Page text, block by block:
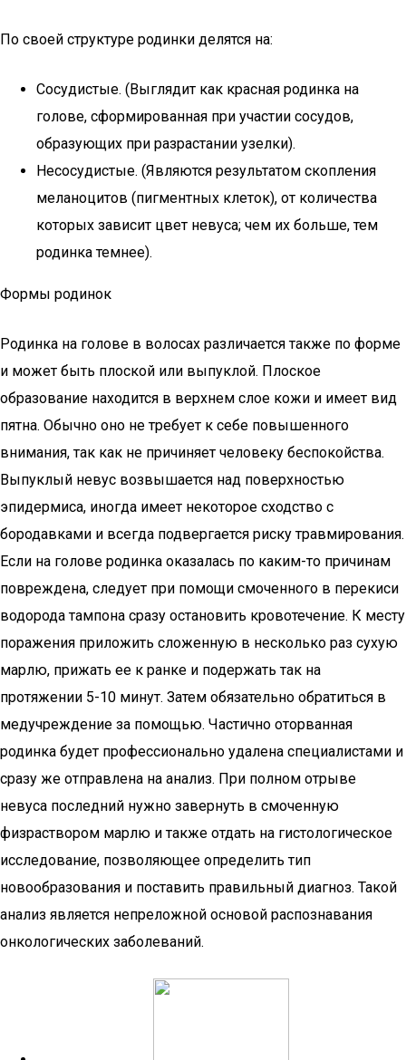
По своей структуре родинки делятся на:
Сосудистые. (Выглядит как красная родинка на
голове, сформированная при участии сосудов,
образующих при разрастании узелки).
Несосудистые. (Являются результатом скопления
меланоцитов (пигментных клеток), от количества
которых зависит цвет невуса; чем их больше, тем
родинка темнее).
Формы родинок
Родинка на голове в волосах различается также по форме
и может быть плоской или выпуклой. Плоское
образование находится в верхнем слое кожи и имеет вид
пятна. Обычно оно не требует к себе повышенного
внимания, так как не причиняет человеку беспокойства.
Выпуклый невус возвышается над поверхностью
эпидермиса, иногда имеет некоторое сходство с
бородавками и всегда подвергается риску травмирования.
Если на голове родинка оказалась по каким-то причинам
повреждена, следует при помощи смоченного в перекиси
водорода тампона сразу остановить кровотечение. К месту
поражения приложить сложенную в несколько раз сухую
марлю, прижать ее к ранке и подержать так на
протяжении 5-10 минут. Затем обязательно обратиться в
медучреждение за помощью. Частично оторванная
родинка будет профессионально удалена специалистами и
сразу же отправлена на анализ. При полном отрыве
невуса последний нужно завернуть в смоченную
физраствором марлю и также отдать на гистологическое
исследование, позволяющее определить тип
новообразования и поставить правильный диагноз. Такой
анализ является непреложной основой распознавания
онкологических заболеваний.